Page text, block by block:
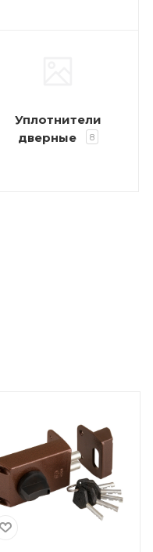
Уплотнители
дверные
8